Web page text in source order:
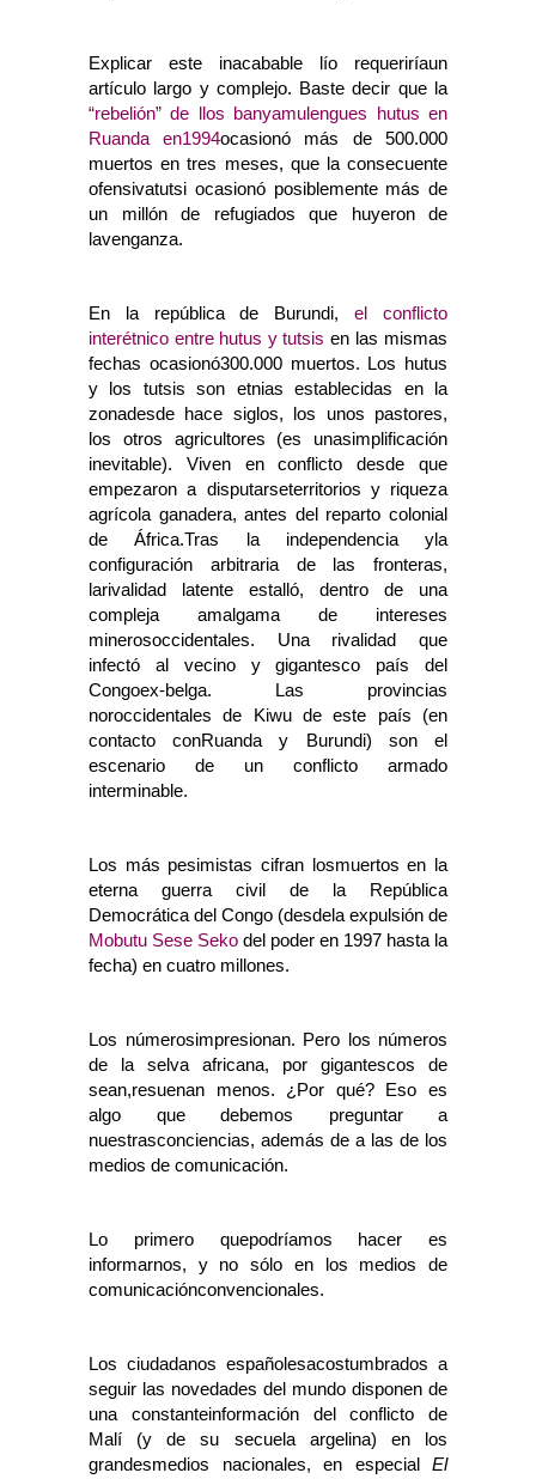
Explicar este inacabable lío requeriríaun
artículo largo y complejo. Baste decir que la
“rebelión” de llos banyamulengues hutus en
Ruanda en1994ocasionó más de 500.000
muertos en tres meses, que la consecuente
ofensivatutsi ocasionó posiblemente más de
un millón de refugiados que huyeron de
lavenganza.
En la república de Burundi, el conflicto
interétnico entre hutus y tutsis en las mismas
fechas ocasionó300.000 muertos. Los hutus
y los tutsis son etnias establecidas en la
zonadesde hace siglos, los unos pastores,
los otros agricultores (es unasimplificación
inevitable). Viven en conflicto desde que
empezaron a disputarseterritorios y riqueza
agrícola ganadera, antes del reparto colonial
de África.Tras la independencia yla
configuración arbitraria de las fronteras,
larivalidad latente estalló, dentro de una
compleja amalgama de intereses
minerosoccidentales. Una rivalidad que
infectó al vecino y gigantesco país del
Congoex-belga. Las provincias
noroccidentales de Kiwu de este país (en
contacto conRuanda y Burundi) son el
escenario de un conflicto armado
interminable.
Los más pesimistas cifran losmuertos en la
eterna guerra civil de la República
Democrática del Congo (desdela expulsión de
Mobutu Sese Seko del poder en 1997 hasta la
fecha) en cuatro millones.
Los númerosimpresionan. Pero los números
de la selva africana, por gigantescos de
sean,resuenan menos. ¿Por qué? Eso es
algo que debemos preguntar a
nuestrasconciencias, además de a las de los
medios de comunicación.
Lo primero quepodríamos hacer es
informarnos, y no sólo en los medios de
comunicaciónconvencionales.
Los ciudadanos españolesacostumbrados a
seguir las novedades del mundo disponen de
una constanteinformación del conflicto de
Malí (y de su secuela argelina) en los
grandesmedios nacionales, en especial El